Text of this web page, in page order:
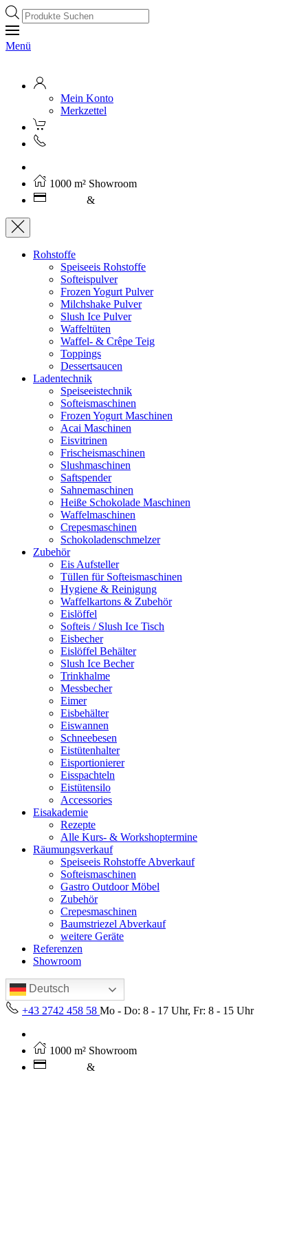
Products
search
Menü
Mein Konto
Merkzettel
1000 m² Showroom
&
Rohstoffe
Speiseeis Rohstoffe
Softeispulver
Frozen Yogurt Pulver
Milchshake Pulver
Slush Ice Pulver
Waffeltüten
Waffel- & Crêpe Teig
Toppings
Dessertsaucen
Ladentechnik
Speiseeistechnik
Softeismaschinen
Frozen Yogurt Maschinen
Acai Maschinen
Eisvitrinen
Frischeismaschinen
Slushmaschinen
Saftspender
Sahnemaschinen
Heiße Schokolade Maschinen
Waffelmaschinen
Crepesmaschinen
Schokoladenschmelzer
Zubehör
Eis Aufsteller
Tüllen für Softeismaschinen
Hygiene & Reinigung
Waffelkartons & Zubehör
Eislöffel
Softeis / Slush Ice Tisch
Eisbecher
Eislöffel Behälter
Slush Ice Becher
Trinkhalme
Messbecher
Eimer
Eisbehälter
Eiswannen
Schneebesen
Eistütenhalter
Eisportionierer
Eisspachteln
Eistütensilo
Accessories
Eisakademie
Rezepte
Alle Kurs- & Workshoptermine
Räumungsverkauf
Speiseeis Rohstoffe Abverkauf
Softeismaschinen
Gastro Outdoor Möbel
Zubehör
Crepesmaschinen
Baumstriezel Abverkauf
weitere Geräte
Referenzen
Showroom
Deutsch
+43 2742 458 58 Mo - Do: 8 - 17 Uhr, Fr: 8 - 15 Uhr
1000 m² Showroom
&